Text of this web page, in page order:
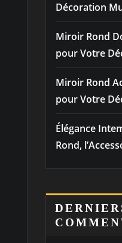
Décoration
Miroir Rond
pour Votre
Miroir Rond
pour Votre
Élégance
Rond,